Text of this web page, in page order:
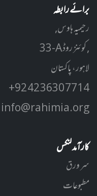
برائے رابطہ
رحیمیہ ہاوس,
33-A کوئنز روڈ ,
لاہور، پاکستان
+92 42 3630 7714
info@rahimia.org
کارآمد لنکس
سر ورق
مطبوعات